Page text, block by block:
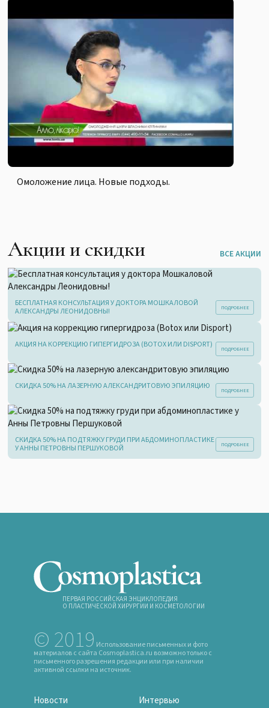
Омоложение лица. Новые подходы.
Акции и скидки ВСЕ АКЦИИ
БЕСПЛАТНАЯ КОНСУЛЬТАЦИЯ У ДОКТОРА МОШКАЛОВОЙ
АЛЕКСАНДРЫ ЛЕОНИДОВНЫ!
АКЦИЯ НА КОРРЕКЦИЮ ГИПЕРГИДРОЗА (BOTOX ИЛИ DISPORT)
СКИДКА 50% НА ЛАЗЕРНУЮ АЛЕКСАНДРИТОВУЮ ЭПИЛЯЦИЮ
СКИДКА 50% НА ПОДТЯЖКУ ГРУДИ ПРИ АБДОМИНОПЛАСТИКЕ
У АННЫ ПЕТРОВНЫ ПЕРШУКОВОЙ
ПЕРВАЯ РОССИЙСКАЯ ЭНЦИКЛОПЕДИЯ
О ПЛАСТИЧЕСКОЙ ХИРУРГИИ И КОСМЕТОЛОГИИ
© 2019 Использование письменных и фото
материалов с сайта Cosmoplastica.ru возможно только с
письменного разрешения редакции или при наличии
активной ссылки на источник.
Новости Интервью